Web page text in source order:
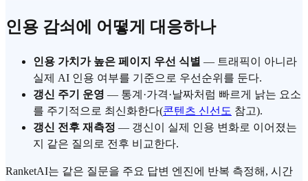
인용 감쇠에 어떻게 대응하나
인용 가치가 높은 페이지 우선 식별 — 트래픽이 아니라
실제 AI 인용 여부를 기준으로 우선순위를 둔다.
갱신 주기 운영 — 통계·가격·날짜처럼 빠르게 낡는 요소
를 주기적으로 최신화한다(콘텐츠 신선도 참고).
갱신 전후 재측정 — 갱신이 실제 인용 변화로 이어졌는
지 같은 질의로 전후 비교한다.
RanketAI는 같은 질문을 주요 답변 엔진에 반복 측정해, 시간